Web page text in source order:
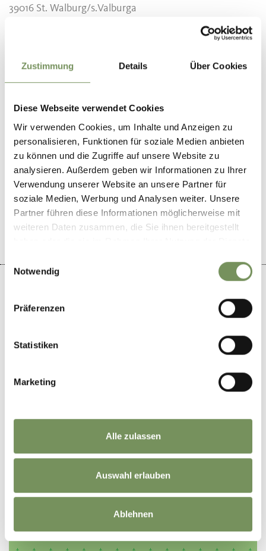
Zustimmung Details Über Cookies
Diese Webseite verwendet Cookies
Wir verwenden Cookies, um Inhalte und Anzeigen zu
personalisieren, Funktionen für soziale Medien anbieten
zu können und die Zugriffe auf unsere Website zu
analysieren. Außerdem geben wir Informationen zu Ihrer
Verwendung unserer Website an unsere Partner für
soziale Medien, Werbung und Analysen weiter. Unsere
Partner führen diese Informationen möglicherweise mit
weiteren Daten zusammen, die Sie ihnen bereitgestellt
Notwendig
Präferenzen
Statistiken
Marketing
Alle zulassen
Auswahl erlauben
Ablehnen
39016 St. Walburg/s.Valburga
+39 0473 795387
ganzjährig
WAR DER INHALT FÜR DICH HILFREICH?
NEIN
−